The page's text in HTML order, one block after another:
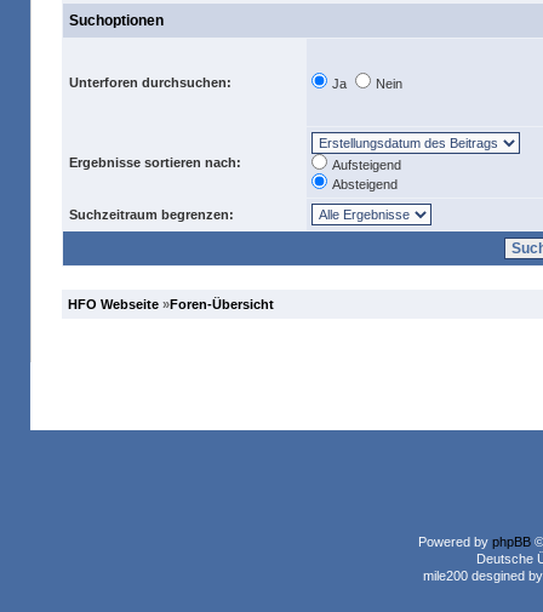
Suchoptionen
Unterforen durchsuchen: Ja Nein
Ergebnisse sortieren nach:
Aufsteigend
Absteigend
Suchzeitraum begrenzen:
HFO Webseite »Foren-Übersicht
Powered by phpBB
Deutsche
mile200 desgined